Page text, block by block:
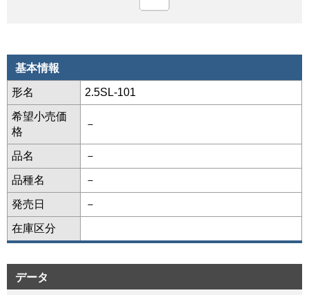
基本情報
形名 2.5SL-101
希望小売価
格
－
品名 －
品種名 －
発売日 －
在庫区分
データ